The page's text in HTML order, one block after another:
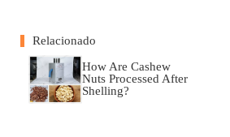
Relacionado
How Are Cashew
Nuts Processed After
Shelling?